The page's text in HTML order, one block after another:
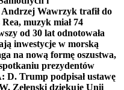
Wawrzyk trafił do
muzyk miał 74
od 30 lat odnotowała
inwestycje w morską
na nową formę oszustwa,
prezydentów
D. Trump podpisał ustawę
Zełenski dziękuje Unii